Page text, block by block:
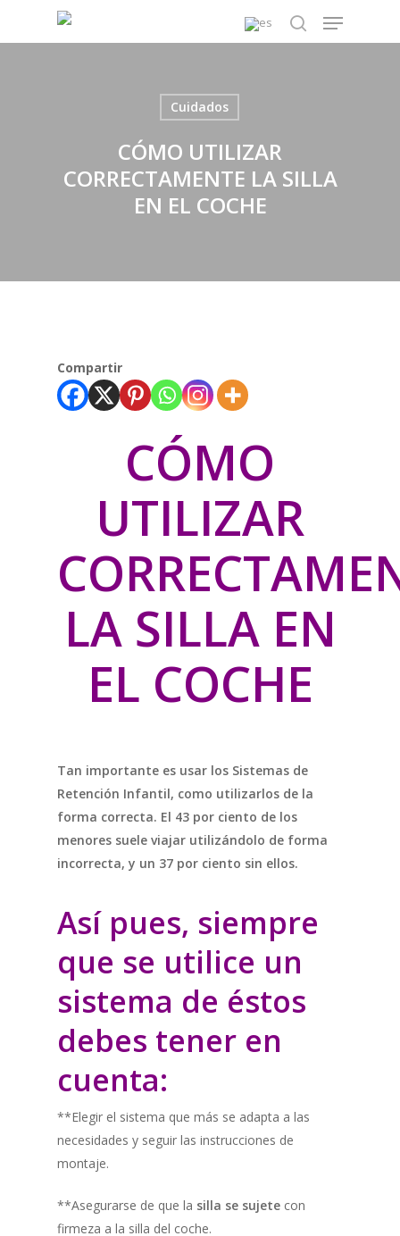
search
Menu
Cuidados
CÓMO UTILIZAR
CORRECTAMENTE LA SILLA
EN EL COCHE
Compartir
CÓMO
UTILIZAR
LA SILLA EN
EL COCHE
Tan importante es usar los Sistemas de
Retención Infantil, como utilizarlos de la
forma correcta. El 43 por ciento de los
menores suele viajar utilizándolo de forma
incorrecta, y un 37 por ciento sin ellos.
Así pues, siempre
que se utilice un
sistema de éstos
debes tener en
cuenta:
**Elegir el sistema que más se adapta a las
necesidades y seguir las instrucciones de
montaje.
**Asegurarse de que la silla se sujete con
firmeza a la silla del coche.